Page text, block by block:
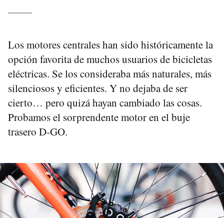
Los motores centrales han sido históricamente la
opción favorita de muchos usuarios de bicicletas
eléctricas. Se los consideraba más naturales, más
silenciosos y eficientes. Y no dejaba de ser
cierto… pero quizá hayan cambiado las cosas.
Probamos el sorprendente motor en el buje
trasero D-GO.